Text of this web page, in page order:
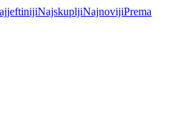
NajskupljiNajnovijiPrema